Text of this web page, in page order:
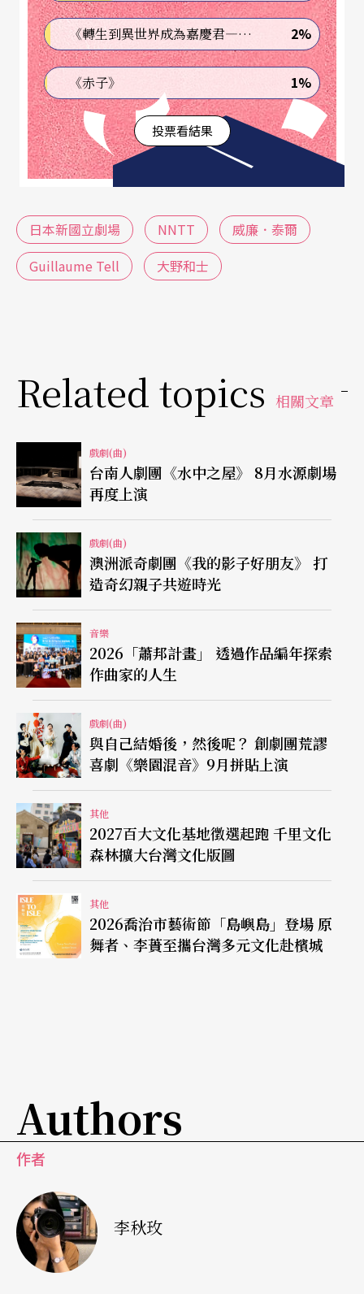
《轉生到異世界成為嘉慶君—發現我的祖先是詐騙集團!?》 2%
《赤子》 1%
投票看結果
日本新國立劇場 NNTT
威廉．泰爾
Guillaume Tell
大野和士
Related topics 相關文章
戲劇(曲)
台南人劇團《水中之屋》 8月水源劇場
再度上演
戲劇(曲)
澳洲派奇劇團《我的影子好朋友》 打
造奇幻親子共遊時光
音樂
2026「蕭邦計畫」 透過作品編年探索
作曲家的人生
戲劇(曲)
與自己結婚後，然後呢？ 創劇團荒謬
喜劇《樂園混音》9月拼貼上演
其他
2027百大文化基地徵選起跑 千里文化
森林擴大台灣文化版圖
其他
2026喬治市藝術節「島嶼島」登場 原
舞者、李蕢至攜台灣多元文化赴檳城
Authors
作者
李秋玫